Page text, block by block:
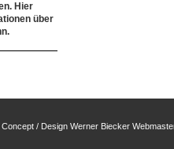
Hier
über
/ Design Werner Biecker